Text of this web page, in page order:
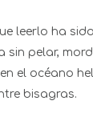
leerlo ha
sin pelar,
el océano
bisagras.